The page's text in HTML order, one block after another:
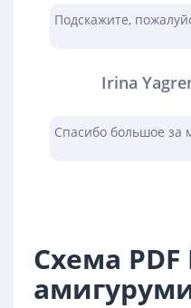
Подскажите,
Irina
Спасибо большое за
Схема